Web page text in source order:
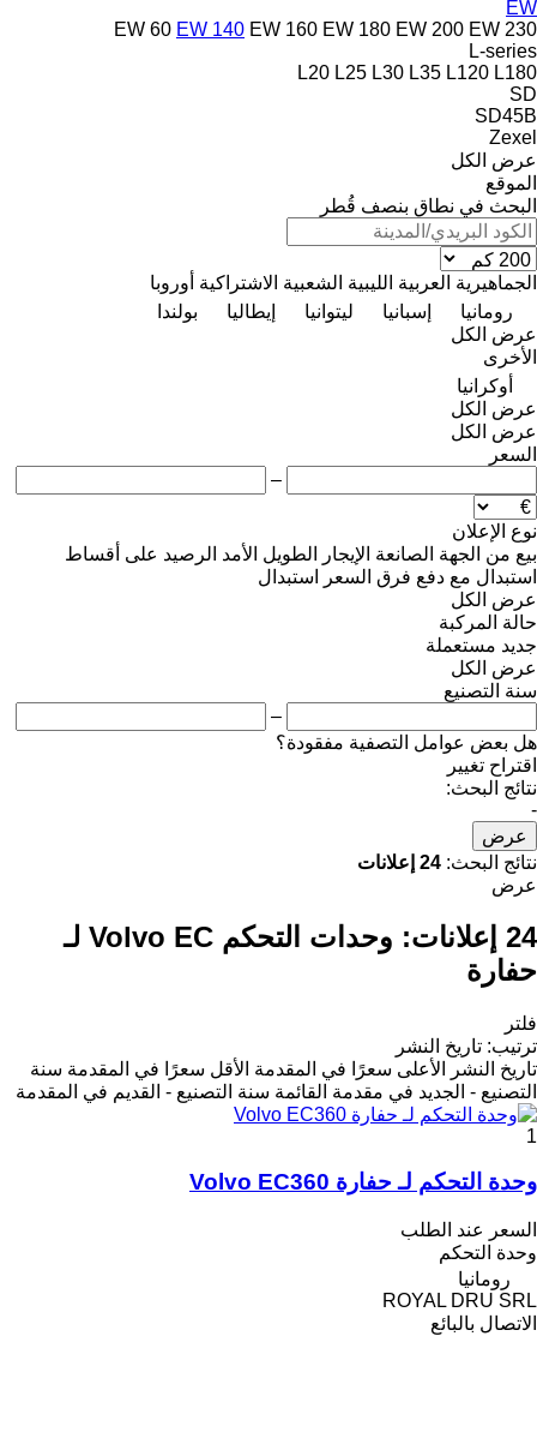
EW
EW 60 EW 140 EW 160 EW 180 EW 200 EW 230
L-series
L20 L25 L30 L35 L120 L180
SD
SD45B
Zexel
عرض الكل
الموقع
البحث في نطاق بنصف قُطر
الجماهيرية العربية الليبية الشعبية الاشتراكية أوروبا
رومانيا
إسبانيا ليتوانيا إيطاليا
بولندا
عرض الكل
الأخرى
أوكرانيا
عرض الكل
عرض الكل
السعر
–
نوع الإعلان
بيع من الجهة الصانعة الإيجار الطويل الأمد الرصيد على أقساط
استبدال مع دفع فرق السعر
استبدال
عرض الكل
حالة المركبة
جديد مستعملة
عرض الكل
سنة التصنيع
–
هل بعض عوامل التصفية مفقودة؟
اقتراح تغيير
نتائج البحث:
-
عرض
نتائج البحث: 24 إعلانات
عرض
24 إعلانات:
وحدات التحكم Volvo EC لـ
حفارة
فلتر
ترتيب: تاريخ النشر
تاريخ النشر
الأعلى سعرًا في المقدمة الأقل سعرًا في المقدمة سنة
التصنيع - الجديد في مقدمة القائمة سنة التصنيع - القديم في المقدمة
1
وحدة التحكم لـ حفارة Volvo EC360
السعر عند الطلب
وحدة التحكم
رومانيا
ROYAL DRU SRL
الاتصال بالبائع